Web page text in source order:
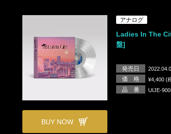
BUY NOW
アナログ
Ladies In The
盤]
発売日
価 格 ¥4,400 (
品 番 UIJE-